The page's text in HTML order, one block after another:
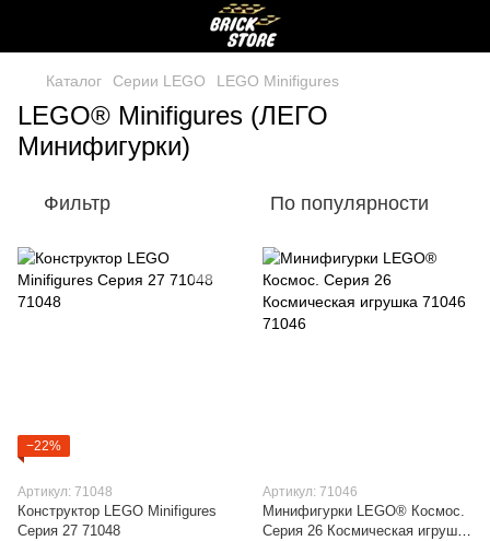
Каталог Серии LEGO LEGO Minifigures
LEGO® Minifigures (ЛЕГО
Минифигурки)
Фильтр По популярности
−22%
Артикул: 71048
Конструктор LEGO Minifigures
Серия 27 71048
Артикул: 71046
Минифигурки LEGO® Космос.
Серия 26 Космическая игрушка